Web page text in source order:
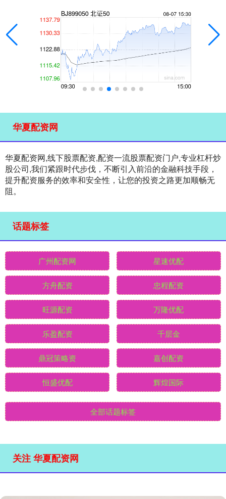
华夏配资网
华夏配资网,线下股票配资,配资一流股票配资门户,专业杠杆炒
股公司,我们紧跟时代步伐，不断引入前沿的金融科技手段，
提升配资服务的效率和安全性，让您的投资之路更加顺畅无
阻。
话题标签
广州配资网 星速优配
方舟配资 忠程配资
旺源配资 万隆优配
乐盈配资 千层金
鼎冠策略资 嘉创配资
恒盛优配 辉煌国际
全部话题标签
关注 华夏配资网